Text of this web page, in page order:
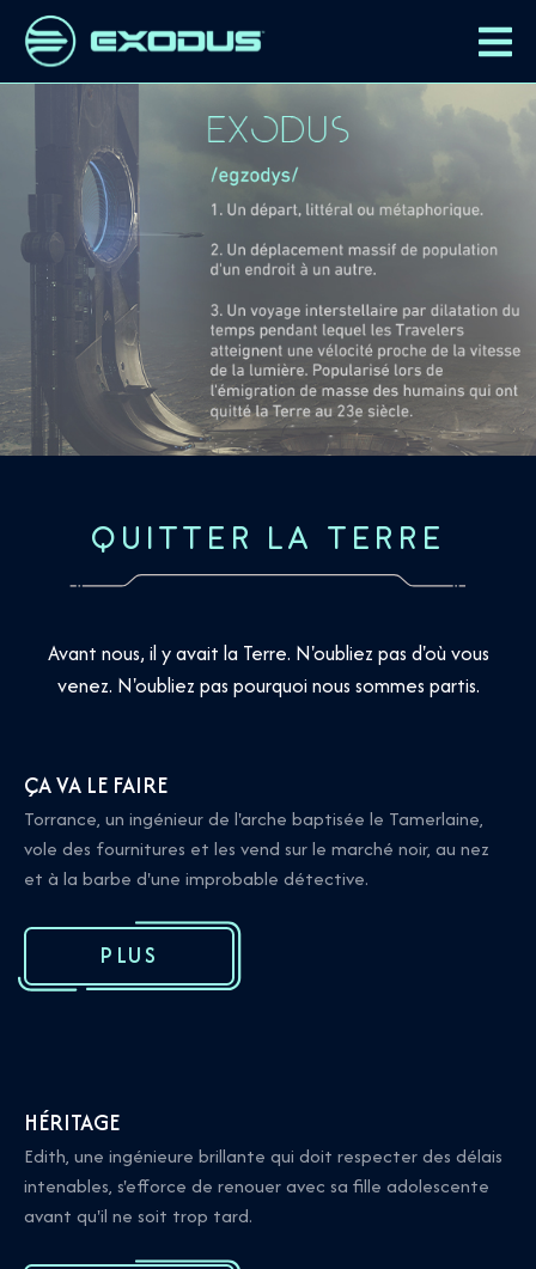
QUITTER LA TERRE
Avant nous, il y avait la Terre. N'oubliez pas d'où vous
venez. N'oubliez pas pourquoi nous sommes partis.
ÇA VA LE FAIRE
Torrance, un ingénieur de l'arche baptisée le Tamerlaine,
vole des fournitures et les vend sur le marché noir, au nez
et à la barbe d'une improbable détective.
PLUS
HÉRITAGE
Edith, une ingénieure brillante qui doit respecter des délais
intenables, s'efforce de renouer avec sa fille adolescente
avant qu'il ne soit trop tard.